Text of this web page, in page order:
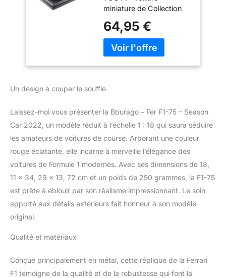
Saison 2022 de F1 à
l'échelle 1:18 - Jouet
pour Enfant - à
Collectionner dès
14 Ans
miniature de Collection
Ados qui veulent
entamer une nouvelle
collection; celle des
empreinte (de pneu).
souhaitez faire plaisir à
votre enfant, à celui d’un
couple d’amis ou autres
anniversaire ? Eh bien,
n’attendez plus ! Ce
véhicule est fait pour
vous ! AGE : Ce véhicule
est adapté aux enfants
véhicules de collection.
EMERVEILLEMENT :
64,95 €
Un design à couper le souffle
Laissez-moi vous présenter la Bburago – Fer F1-75 – Season
Car 2022, un modèle réduit à l’échelle 1 : 18 qui saura séduire
les amateurs de voitures de course. Arborant une couleur
rouge éclatante, elle incarne à merveille l’élégance des
voitures de Formule 1 modernes. Avec ses dimensions de 18,
11 x 34, 29 x 13, 72 cm et un poids de 250 grammes, la F1-75
est prête à éblouir par son réalisme impressionnant. Le soin
apporté aux détails extérieurs fait honneur à son modèle
original.
Qualité et matériaux
Conçue principalement en métal, cette réplique de la Ferrari
F1 témoigne de la qualité et de la robustesse qui font la